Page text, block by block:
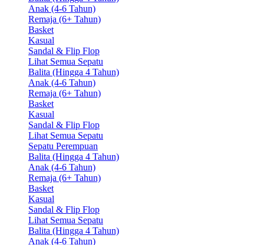
Anak (4-6 Tahun)
Remaja (6+ Tahun)
Basket
Kasual
Sandal & Flip Flop
Lihat Semua Sepatu
Balita (Hingga 4 Tahun)
Anak (4-6 Tahun)
Remaja (6+ Tahun)
Basket
Kasual
Sandal & Flip Flop
Lihat Semua Sepatu
Sepatu Perempuan
Balita (Hingga 4 Tahun)
Anak (4-6 Tahun)
Remaja (6+ Tahun)
Basket
Kasual
Sandal & Flip Flop
Lihat Semua Sepatu
Balita (Hingga 4 Tahun)
Anak (4-6 Tahun)